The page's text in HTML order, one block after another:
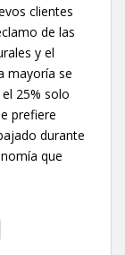
clientes
de las
y el
mayoría se
25% solo
prefiere
durante
que